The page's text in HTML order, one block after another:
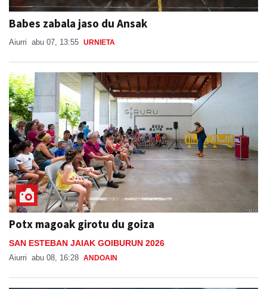
Babes zabala jaso du Ansak
Aiurri abu 07, 13:55 URNIETA
Potx magoak girotu du goiza
SAN ESTEBAN JAIAK GOIBURUN 2026
Aiurri abu 08, 16:28 ANDOAIN